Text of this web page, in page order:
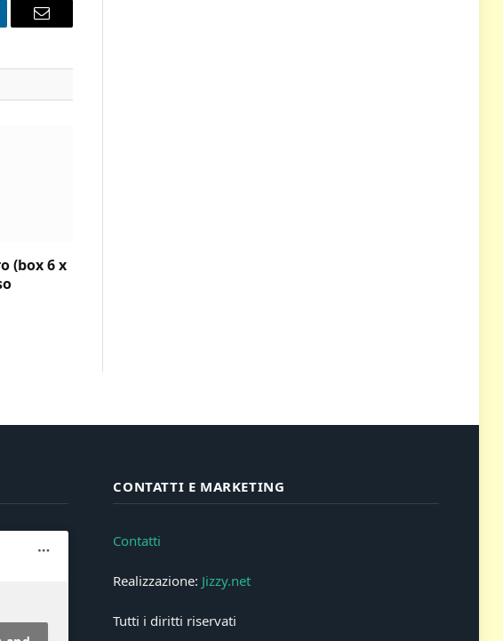
Email
(box 6 x
CONTATTI E MARKETING
Contatti
Realizzazione: Jizzy.net
Tutti i diritti riservati